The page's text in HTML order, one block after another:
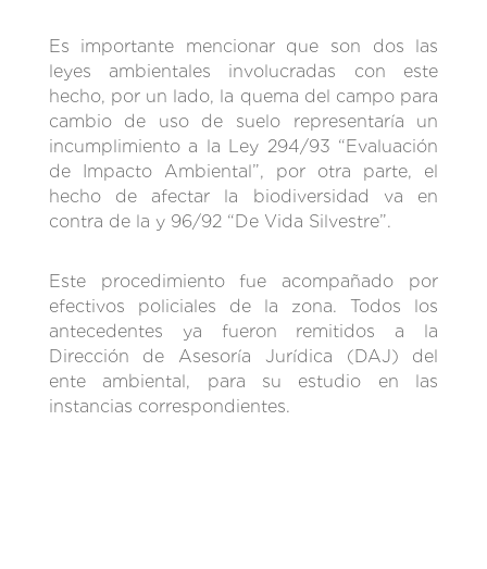
Es importante mencionar que son dos las
leyes ambientales involucradas con este
hecho, por un lado, la quema del campo para
cambio de uso de suelo representaría un
incumplimiento a la Ley 294/93 “Evaluación
de Impacto Ambiental”, por otra parte, el
hecho de afectar la biodiversidad va en
contra de la y 96/92 “De Vida Silvestre”.
Este procedimiento fue acompañado por
efectivos policiales de la zona. Todos los
antecedentes ya fueron remitidos a la
Dirección de Asesoría Jurídica (DAJ) del
ente ambiental, para su estudio en las
instancias correspondientes.